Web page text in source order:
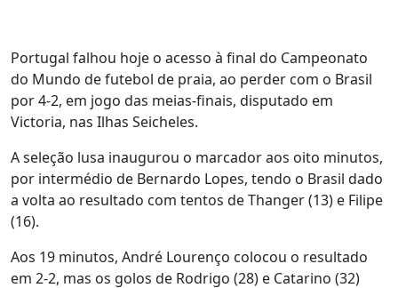
Portugal falhou hoje o acesso à final do Campeonato
do Mundo de futebol de praia, ao perder com o Brasil
por 4-2, em jogo das meias-finais, disputado em
Victoria, nas Ilhas Seicheles.
A seleção lusa inaugurou o marcador aos oito minutos,
por intermédio de Bernardo Lopes, tendo o Brasil dado
a volta ao resultado com tentos de Thanger (13) e Filipe
(16).
Aos 19 minutos, André Lourenço colocou o resultado
em 2-2, mas os golos de Rodrigo (28) e Catarino (32)